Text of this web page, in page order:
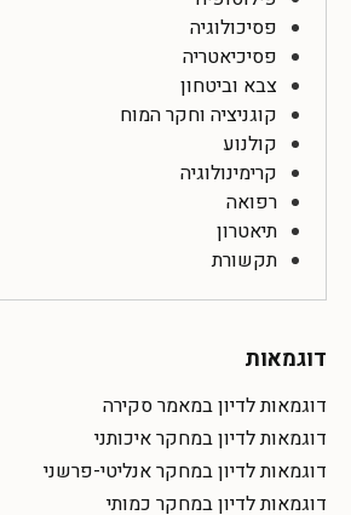
פסיכולוגיה
פסיכיאטריה
צבא וביטחון
קוגניציה וחקר המוח
קולנוע
קרימינולוגיה
רפואה
תיאטרון
תקשורת
דוגמאות
דוגמאות לדיון במאמר סקירה
דוגמאות לדיון במחקר איכותני
דוגמאות לדיון במחקר אנליטי-פרשני
דוגמאות לדיון במחקר כמותי